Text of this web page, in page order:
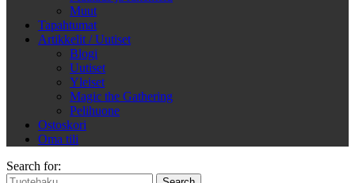
Muut
Tapahtumat
Artikkelit / Uutiset
Blogi
Uutiset
Yleiset
Magic the Gathering
Pelihuone
Ostoskori
Oma tili
Search for: